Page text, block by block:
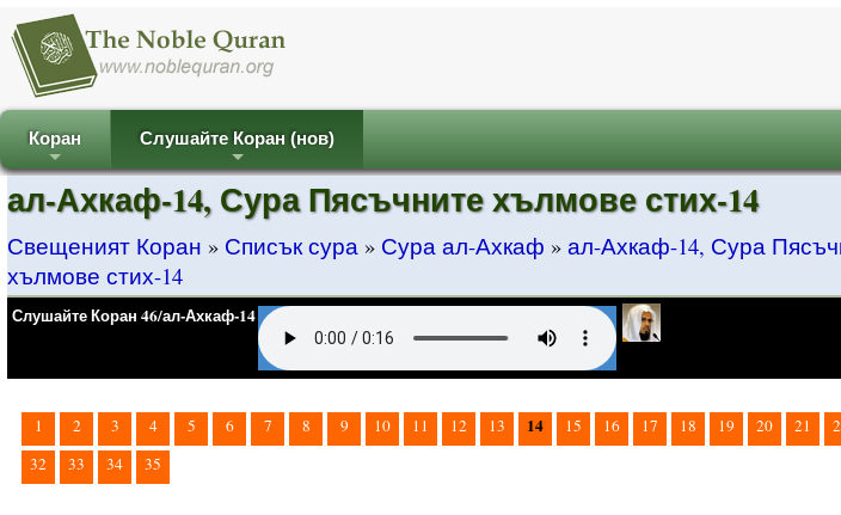
+
Коран
+
Слушайте Коран (нов)
ал-Ахкаф-14, Сура Пясъчните хълмове стих-14
Свещеният Коран » Списък сура » Сура ал-Ахкаф » ал-Ахкаф-14, Сура
хълмове стих-14
Слушайте Коран 46/ал-Ахкаф-14
1 2 3 4 5 6 7 8 9 10 11 12 13 14 15 16 17 18 19 20 21
32
33 34 35